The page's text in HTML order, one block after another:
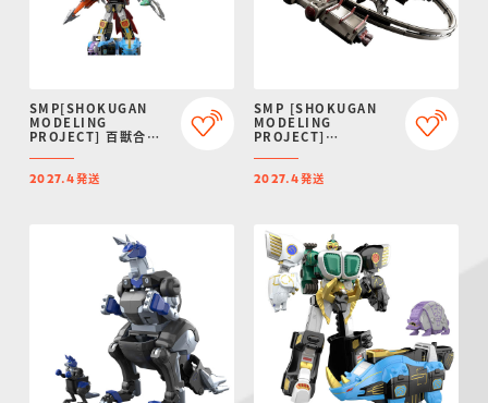
SMP[SHOKUGAN
MODELING
PROJECT] 百獣合体
2027年4月発送】
2027.4発送
SMP [SHOKUGAN
MODELING
PROJECT]
FIRES OF RUBICON
AAP07:
2027.4発送